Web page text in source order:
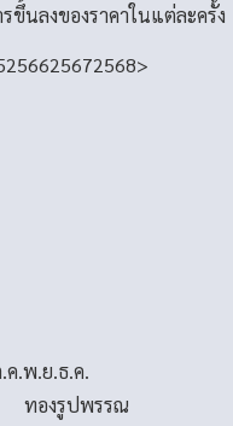
ขึ้นลงของราคาในแต่ละครั้ง
256625672568>
ค.พ.ย.ธ.ค.
ทองรูปพรรณ